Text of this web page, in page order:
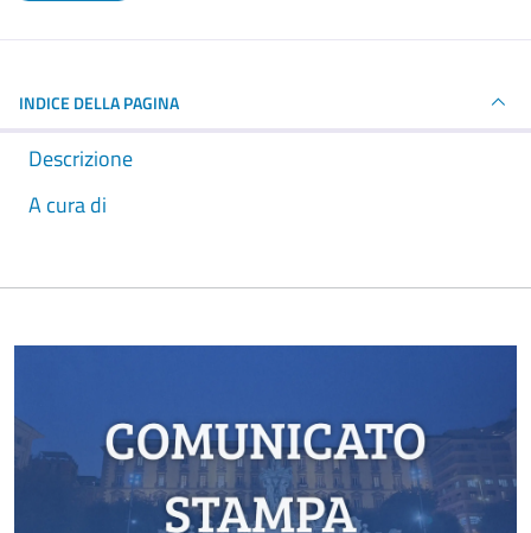
INDICE DELLA PAGINA
Descrizione
A cura di